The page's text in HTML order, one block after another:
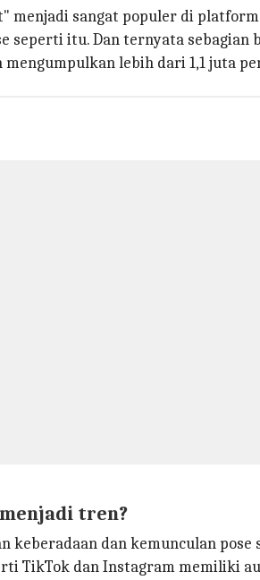
menjadi sangat populer di
seperti itu. Dan ternyata
lebih dari 1,1 juta
tren?
keberadaan dan kemunculan
TikTok dan Instagram memiliki